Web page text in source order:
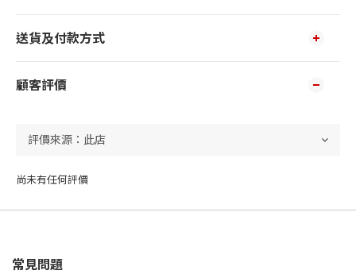
送貨及付款方式
顧客評價
尚未有任何評價
常見問題